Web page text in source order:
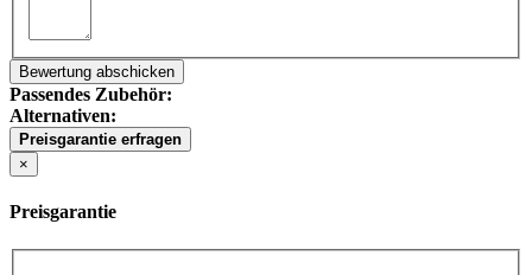
Bewertung abschicken
Passendes Zubehör:
Alternativen:
Preisgarantie erfragen
×
Preisgarantie